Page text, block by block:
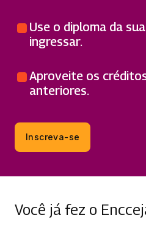
Use o diploma da
ingressar.
Aproveite os
anteriores.
Inscreva-se
Você já fez o